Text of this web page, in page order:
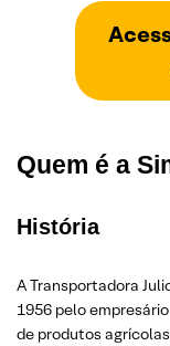
Quem é a
História
A Transportadora
1956 pelo
de produtos